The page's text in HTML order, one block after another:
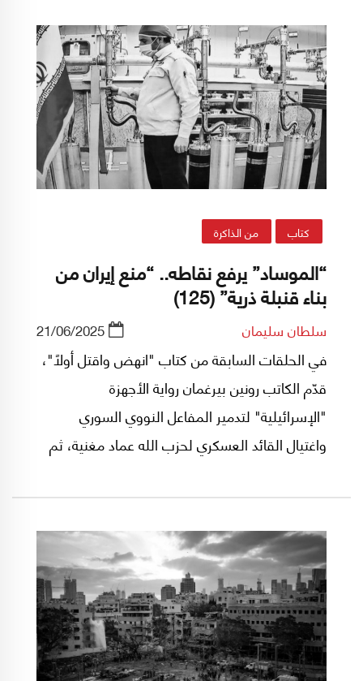
المنطقة وفي أي منحى تتجه.
كتاب من الذاكرة
“الموساد” يرفع نقاطه.. “منع إيران من
بناء قنبلة ذرية” (125)
سلطان سليمان 21/06/2025
في الحلقات السابقة من كتاب "انهض واقتل أولاً"،
قدّم الكاتب رونين بيرغمان رواية الأجهزة
"الإسرائيلية" لتدمير المفاعل النووي السوري
واغتيال القائد العسكري لحزب الله عماد مغنية، ثم
الفصل بعنوان "قتل موريس"، يُصوّر الكاتب جهاز
"الموساد" بأنه أصبح في عهد رئيسه مائير داغان
"جهازاً أسطورياً"!.